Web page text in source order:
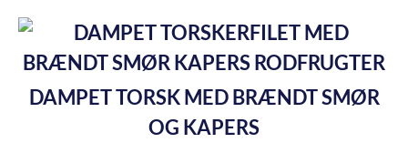
DAMPET TORSK MED BRÆNDT SMØR
OG KAPERS